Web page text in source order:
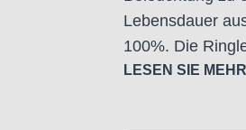
Lebensdauer
100%. Die
Netzspannung
LESEN SIE MEHR